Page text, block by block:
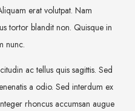
erat volutpat. Nam
tortor blandit non. Quisque in
nunc.
ac tellus quis sagittis. Sed
a odio. Sed interdum ex
rhoncus accumsan augue